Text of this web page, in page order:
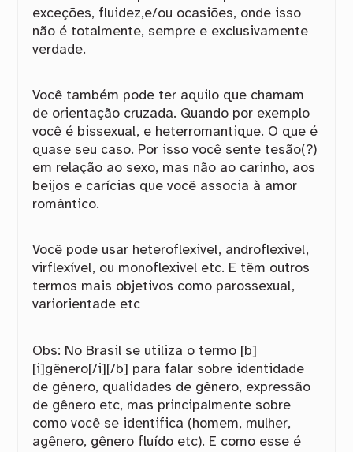
exceções, fluidez,e/ou ocasiões, onde isso
não é totalmente, sempre e exclusivamente
verdade.
Você também pode ter aquilo que chamam
de orientação cruzada. Quando por exemplo
você é bissexual, e heterromantique. O que é
quase seu caso. Por isso você sente tesão(?)
em relação ao sexo, mas não ao carinho, aos
beijos e carícias que você associa à amor
romântico.
Você pode usar heteroflexivel, androflexivel,
virflexível, ou monoflexivel etc. E têm outros
termos mais objetivos como parossexual,
variorientade etc
Obs: No Brasil se utiliza o termo [b]
[i]gênero[/i][/b] para falar sobre identidade
de gênero, qualidades de gênero, expressão
de gênero etc, mas principalmente sobre
como você se identifica (homem, mulher,
agênero, gênero fluído etc). E como esse é